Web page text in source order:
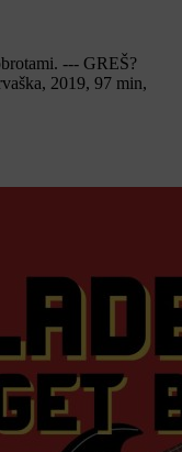
--- GREŠ?
2019, 97 min,